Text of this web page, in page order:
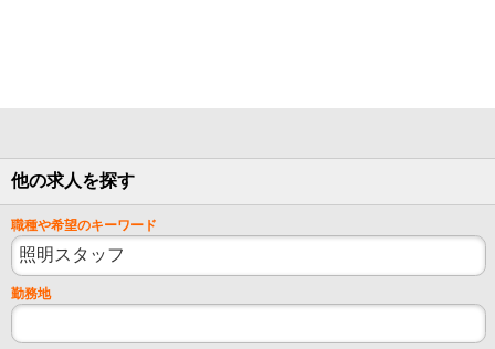
他の求人を探す
職種や希望のキーワード
勤務地